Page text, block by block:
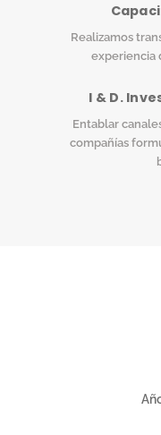
Realizamos
experiencia
I & D.
Entablar
compañías